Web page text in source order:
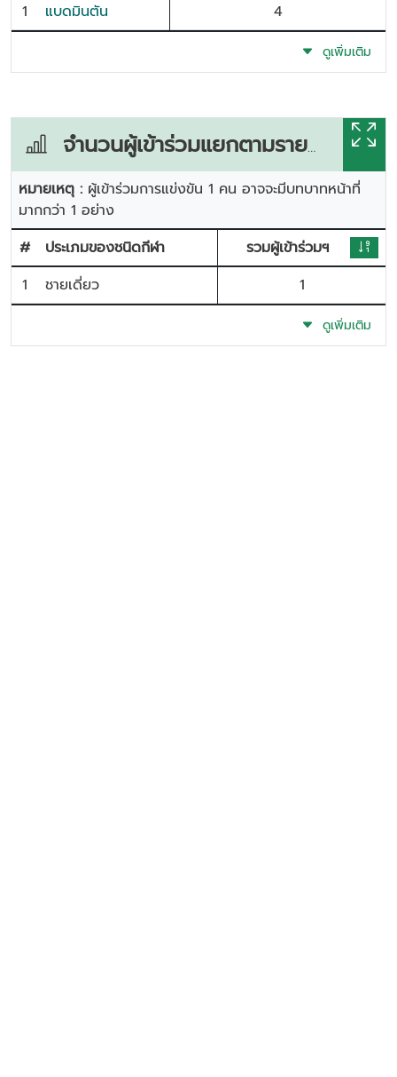
1
แบดมินตัน 4
ดูเพิ่มเติม
จำนวนผู้เข้าร่วมแยกตามรายการแข่งขัน
หมายเหตุ : ผู้เข้าร่วมการแข่งขัน 1 คน อาจจะมีบทบาทหน้าที่
มากกว่า 1 อย่าง
#
ประเภมของชนิดกีฬา
รวมผู้เข้าร่วมฯ
1
ชายเดี่ยว 1
ดูเพิ่มเติม